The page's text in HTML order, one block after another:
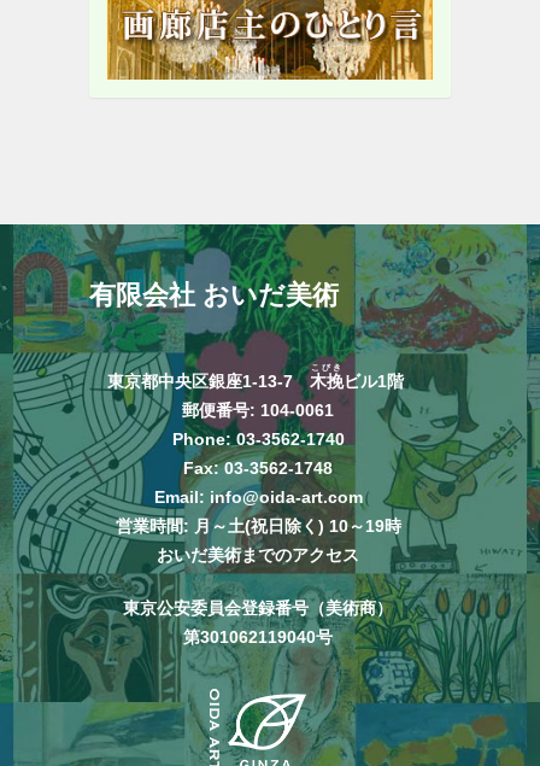
有限会社 おいだ美術
東京都中央区銀座1-13-7木挽
こびき
ビル1階
郵便番号: 104-0061
Phone: 03-3562-1740
Fax: 03-3562-1748
Email: info@oida-art.com
営業時間: 月～土(祝日除く) 10～19時
おいだ美術までのアクセス
東京公安委員会登録番号（美術商）
第301062119040号